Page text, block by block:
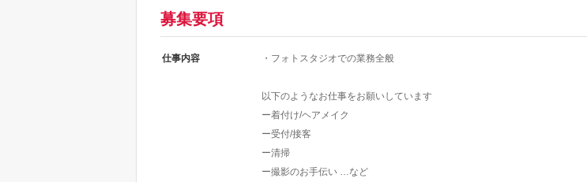
募集要項
仕事内容 ・フォトスタジオでの業務全般
以下のようなお仕事をお願いしています
ー着付け/ヘアメイク
ー受付/接客
ー清掃
ー撮影のお手伝い …など